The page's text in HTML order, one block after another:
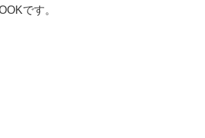
です。